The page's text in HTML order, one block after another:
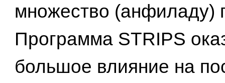
множество (анфиладу)
Программа STRIPS
большое влияние на